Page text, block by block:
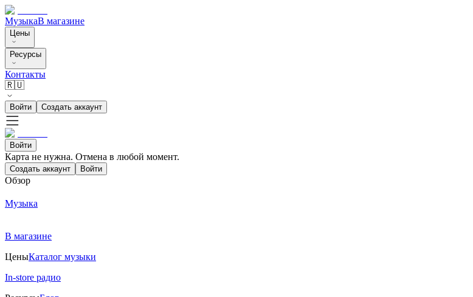
МузыкаВ магазине
Цены
Ресурсы
Контакты
🇷🇺
Войти Создать аккаунт
Войти
Карта не нужна. Отмена в любой момент.
Создать аккаунт Войти
Обзор
Музыка
В магазине
ЦеныКаталог музыки
In-store радио